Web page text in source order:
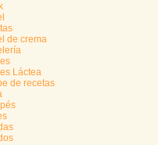
de crema
Láctea
de recetas